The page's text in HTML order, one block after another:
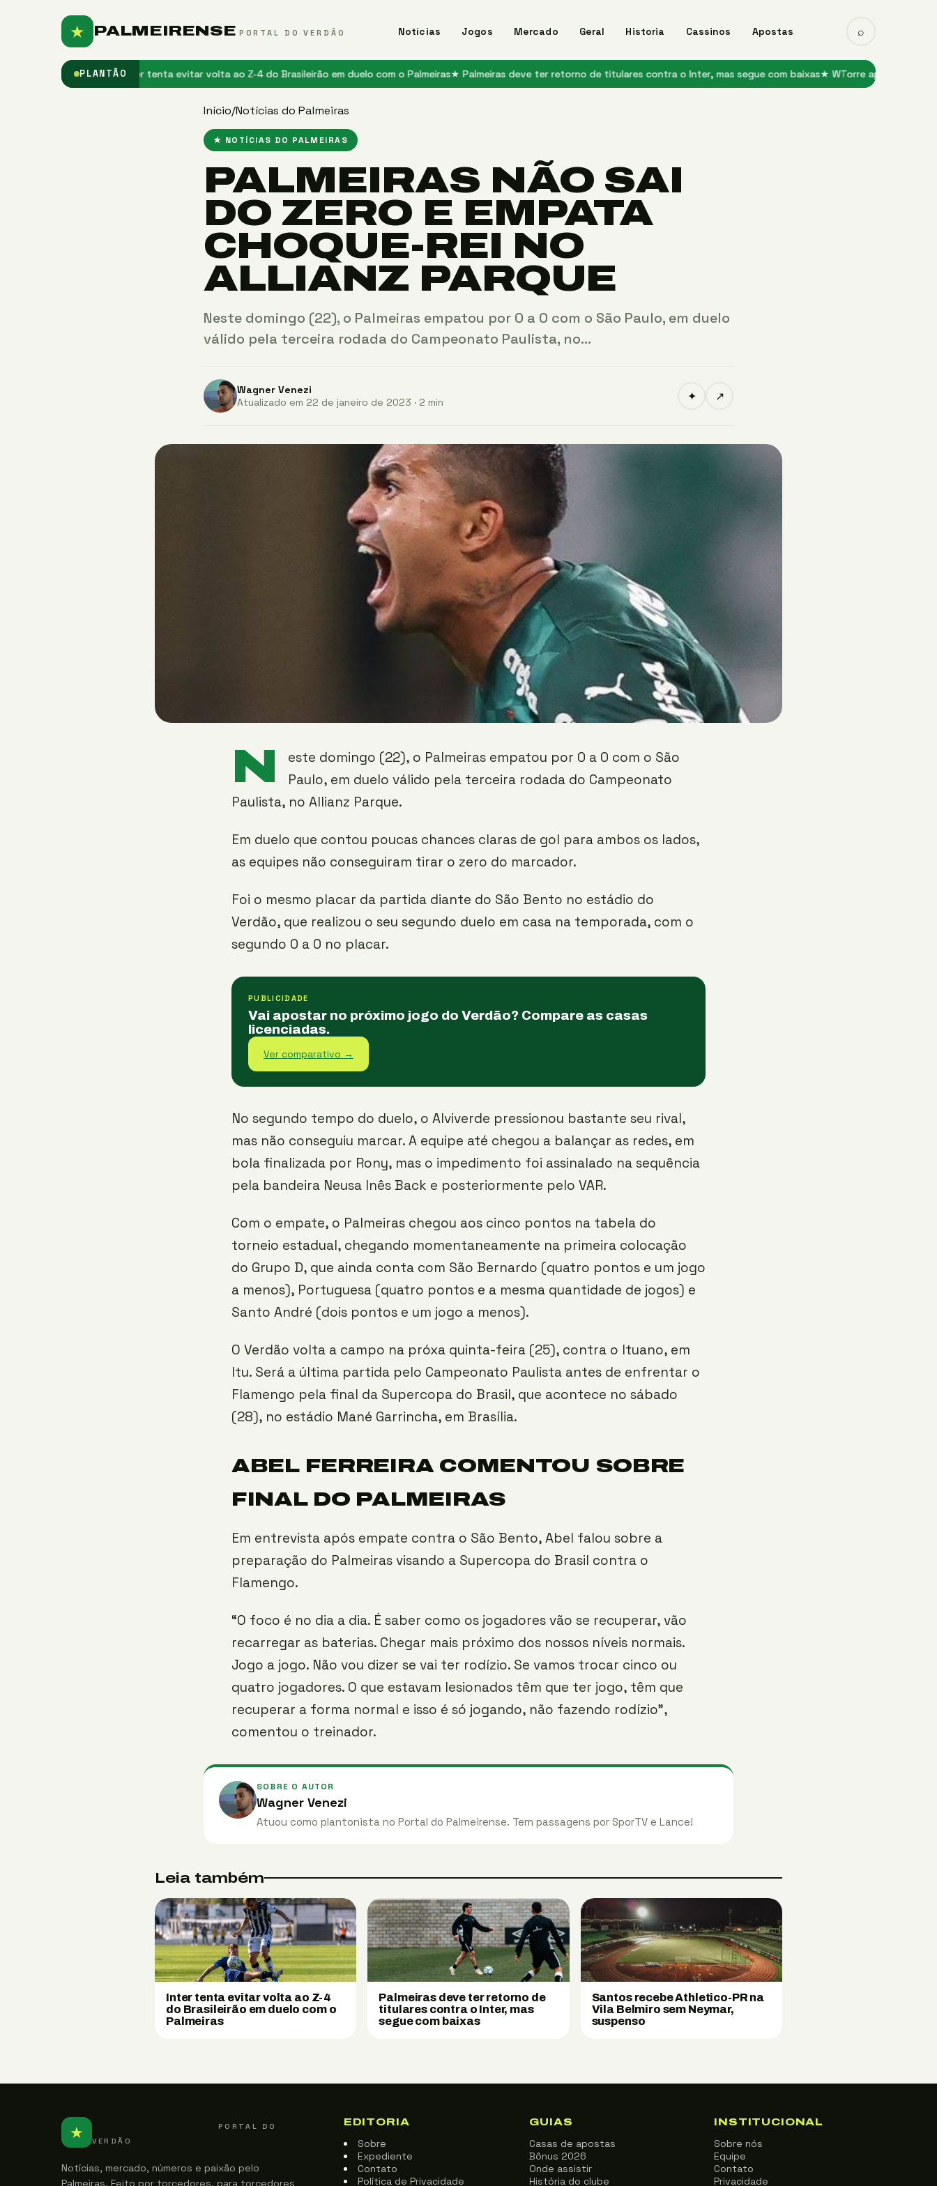
★ PALMEIRENSE PORTAL DO VERDÃO Notícias Jogos Mercado Geral Historia Cassinos Apostas ⌕
PLANTÃO
★ Inter tenta evitar volta ao Z-4 do Brasileirão em duelo com o Palmeiras★ Palmeiras deve ter retorno de titulares contra o Inter, mas segue com baixas★ WTorre aposta em shows e
Início/Notícias do Palmeiras
★ NOTÍCIAS DO PALMEIRAS
PALMEIRAS NÃO SAI
DO ZERO E EMPATA
CHOQUE-REI NO
ALLIANZ PARQUE
Neste domingo (22), o Palmeiras empatou por 0 a 0 com o São Paulo, em duelo
válido pela terceira rodada do Campeonato Paulista, no…
Wagner Venezi
Atualizado em 22 de janeiro de 2023 · 2 min
✦ ↗
N
este domingo (22), o Palmeiras empatou por 0 a 0 com o São
Paulo, em duelo válido pela terceira rodada do Campeonato
Paulista, no Allianz Parque.
Em duelo que contou poucas chances claras de gol para ambos os lados,
as equipes não conseguiram tirar o zero do marcador.
Foi o mesmo placar da partida diante do São Bento no estádio do
Verdão, que realizou o seu segundo duelo em casa na temporada, com o
segundo 0 a 0 no placar.
PUBLICIDADE
Vai apostar no próximo jogo do Verdão? Compare as casas
licenciadas.
Ver comparativo →
No segundo tempo do duelo, o Alviverde pressionou bastante seu rival,
mas não conseguiu marcar. A equipe até chegou a balançar as redes, em
bola finalizada por Rony, mas o impedimento foi assinalado na sequência
pela bandeira Neusa Inês Back e posteriormente pelo VAR.
Com o empate, o Palmeiras chegou aos cinco pontos na tabela do
torneio estadual, chegando momentaneamente na primeira colocação
do Grupo D, que ainda conta com São Bernardo (quatro pontos e um jogo
a menos), Portuguesa (quatro pontos e a mesma quantidade de jogos) e
Santo André (dois pontos e um jogo a menos).
O Verdão volta a campo na próxa quinta-feira (25), contra o Ituano, em
Itu. Será a última partida pelo Campeonato Paulista antes de enfrentar o
Flamengo pela final da Supercopa do Brasil, que acontece no sábado
(28), no estádio Mané Garrincha, em Brasília.
ABEL FERREIRA COMENTOU SOBRE
FINAL DO PALMEIRAS
Em entrevista após empate contra o São Bento, Abel falou sobre a
preparação do Palmeiras visando a Supercopa do Brasil contra o
Flamengo.
“O foco é no dia a dia. É saber como os jogadores vão se recuperar, vão
recarregar as baterias. Chegar mais próximo dos nossos níveis normais.
Jogo a jogo. Não vou dizer se vai ter rodízio. Se vamos trocar cinco ou
quatro jogadores. O que estavam lesionados têm que ter jogo, têm que
recuperar a forma normal e isso é só jogando, não fazendo rodízio”,
comentou o treinador.
SOBRE O AUTOR
Wagner Venezi
Atuou como plantonista no Portal do Palmeirense. Tem passagens por SporTV e Lance!
Leia também
Inter tenta evitar volta ao Z-4
do Brasileirão em duelo com o
Palmeiras
Palmeiras deve ter retorno de
titulares contra o Inter, mas
segue com baixas
Santos recebe Athletico-PR na
Vila Belmiro sem Neymar,
suspenso
★
PORTAL DO
VERDÃO
Notícias, mercado, números e paixão pelo
Palmeiras. Feito por torcedores, para torcedores
EDITORIA
Sobre
Expediente
Contato
Política de Privacidade
GUIAS
Casas de apostas
Bônus 2026
Onde assistir
História do clube
INSTITUCIONAL
Sobre nós
Equipe
Contato
Privacidade